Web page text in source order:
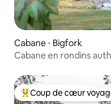
Cabane ⋅ Bigfork
Cabane en rondins
Coups de cœur
Coup de cœur